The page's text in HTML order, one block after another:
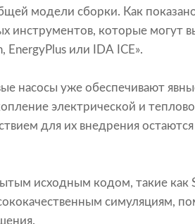
модели сборки. Как
инструментов, которые могут
или IDA ICE».
насосы уже обеспечивают
электрической и
для их внедрения
исходным кодом, такие как
симуляциям,